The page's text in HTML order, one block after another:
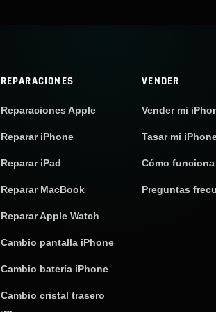
REPARACIONES
Reparaciones Apple
Reparar iPhone
Reparar iPad
Reparar MacBook
Reparar Apple Watch
Cambio pantalla iPhone
Cambio batería iPhone
Cambio cristal trasero
VENDER
Vender mi
Tasar mi
Cómo funciona
Preguntas